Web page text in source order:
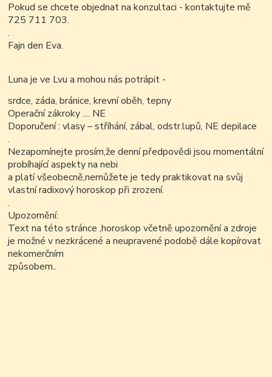
Pokud se chcete objednat na konzultaci - kontaktujte mě
725 711 703.
.
Fajn den Eva.
Luna je ve Lvu a mohou nás potrápit -
srdce, záda, bránice, krevní oběh, tepny
Operační zákroky .... NE
Doporučení : vlasy – stříhání, zábal, odstr.lupů, NE depilace
.
Nezapomínejte prosím,že denní předpovědi jsou momentální
probíhající aspekty na nebi
a platí všeobecně,nemůžete je tedy praktikovat na svůj
vlastní radixový horoskop při zrození.
.
Upozornění:
Text na této stránce ,horoskop včetně upozornění a zdroje
je možné v nezkrácené a neupravené podobě dále kopírovat
nekomerčním
způsobem..